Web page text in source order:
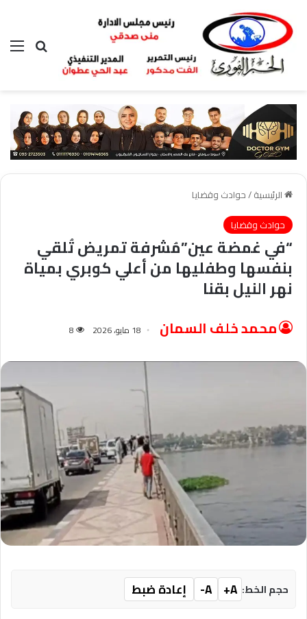
بحث عن
الرئيسية/حوادث وقضايا
حوادث وقضايا
“في غمضة عين”مُشرفة تمريض تُلقي
بنفسها وطفليها من أعلي كوبري بمياة
نهر النيل بقنا
محمد خلف السمان 18 مايو، 2026 8
حجم الخط: A+
A-
إعادة ضبط